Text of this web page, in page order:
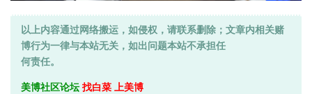
以上内容通过网络搬运，如侵权，请联系删除；文章内相关赌
博行为一律与本站无关，如出问题本站不承担任
何责任。
美博社区论坛 找白菜 上美博